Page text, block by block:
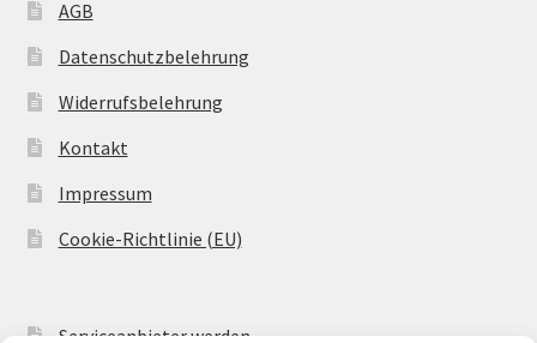
AGB
Datenschutzbelehrung
Widerrufsbelehrung
Kontakt
Impressum
Cookie-Richtlinie (EU)
Serviceanbieter werden